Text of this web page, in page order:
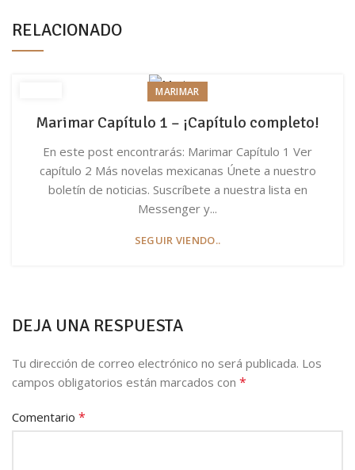
RELACIONADO
MARIMAR
Marimar Capítulo 1 – ¡Capítulo completo!
En este post encontrarás: Marimar Capítulo 1 Ver
capítulo 2 Más novelas mexicanas Únete a nuestro
boletín de noticias. Suscríbete a nuestra lista en
Messenger y...
SEGUIR VIENDO..
DEJA UNA RESPUESTA
Tu dirección de correo electrónico no será publicada. Los
campos obligatorios están marcados con *
Comentario *